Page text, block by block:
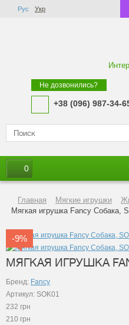
Рус Укр
Не дозвонились?
+38 (096) 987-34-
0
Главная Мягкие игрушки
Мягкая игрушка Fancy Собака,
-9%
МЯГКАЯ ИГРУШКА
Бренд: Fancy
Артикул: SOK01
232 грн
210 грн